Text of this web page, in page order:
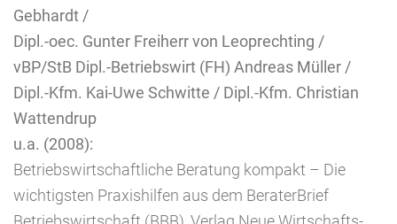
Gebhardt /
Dipl.-oec. Gunter Freiherr von Leoprechting /
vBP/StB Dipl.-Betriebswirt (FH) Andreas Müller /
Dipl.-Kfm. Kai-Uwe Schwitte / Dipl.-Kfm. Christian
Wattendrup
u.a. (2008):
Betriebswirtschaftliche Beratung kompakt – Die
wichtigsten Praxishilfen aus dem BeraterBrief